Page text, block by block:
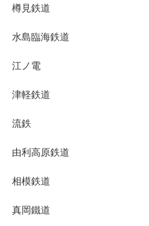
樽見鉄道
水島臨海鉄道
江ノ電
津軽鉄道
流鉄
由利高原鉄道
相模鉄道
真岡鐵道